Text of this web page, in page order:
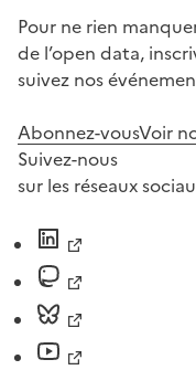
Pour ne rien
de l’open data,
suivez nos
Abonnez-vousVoir
Suivez-nous
sur les réseaux